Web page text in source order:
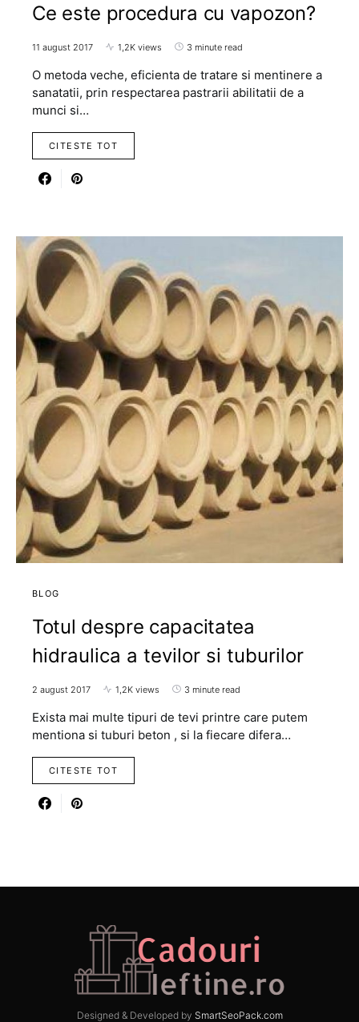
Ce este procedura cu vapozon?
11 august 2017 1,2K views 3 minute read
O metoda veche, eficienta de tratare si mentinere a
sanatatii, prin respectarea pastrarii abilitatii de a
munci si…
CITESTE TOT
BLOG
Totul despre capacitatea
hidraulica a tevilor si tuburilor
2 august 2017 1,2K views 3 minute read
Exista mai multe tipuri de tevi printre care putem
mentiona si tuburi beton , si la fiecare difera…
CITESTE TOT
Designed & Developed by SmartSeoPack.com